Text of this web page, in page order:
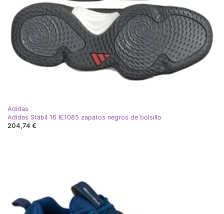
Adidas
Adidas Stabil 16 IE1085 zapatos negros de bolsillo
204,74 €